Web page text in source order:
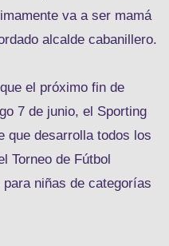
va a ser mamá
alcalde cabanillero.
el próximo fin de
7 de junio, el Sporting
que desarrolla todos los
Torneo de Fútbol
niñas de categorías